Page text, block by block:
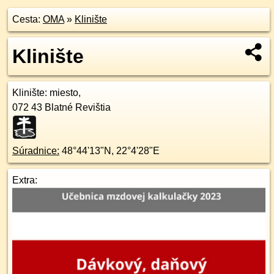
Cesta: OMA» Klinište
Klinište
Klinište: miesto,
072 43 Blatné Revištia
Súradnice: 48°44'13"N , 22°4'28"E
Extra: